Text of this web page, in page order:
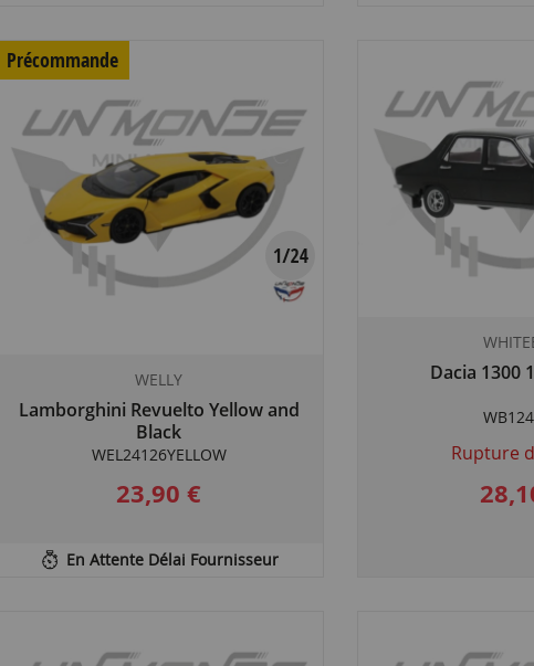
Précommande
WELLY
Lamborghini Revuelto Yellow and
Black
WEL24126YELLOW
23,90 €
En Attente Délai Fournisseur
Dacia 1300
Rupture